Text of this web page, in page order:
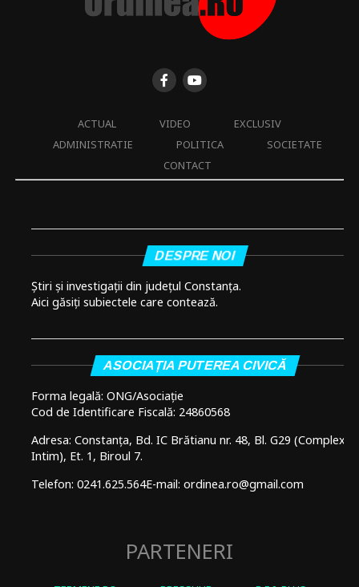
ACTUAL VIDEO
EXCLUSIV
ADMINISTRATIE
POLITICA
SOCIETATE
CONTACT
DESPRE NOI
Știri și investigații din județul Constanța.
Aici găsiți subiectele care contează.
ASOCIAȚIA PUTEREA CIVICĂ
Forma legală: ONG/Asociație
Cod de Identificare Fiscală: 24860568
Adresa: Constanța, Bd. IC Brătianu nr. 48, Bl. G29 (Complex
Intim), Et. 1, Biroul 7.
Telefon: 0241.625.564E-mail: ordinea.ro@gmail.com
PARTENERI